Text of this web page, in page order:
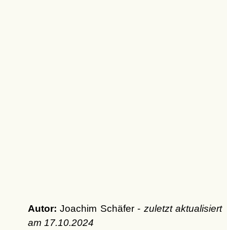
Autor: Joachim Schäfer - zuletzt aktualisiert
am 17.10.2024